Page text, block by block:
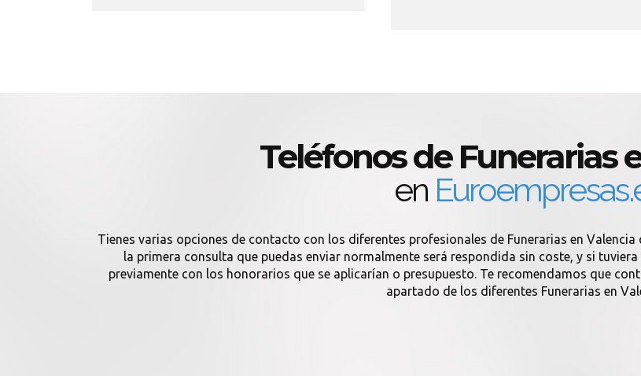
Teléfonos de Funerarias
en
Tienes varias opciones de contacto con los diferentes profesionales de Funerarias en
la primera consulta que puedas enviar normalmente será respondida sin coste, y si
previamente con los honorarios que se aplicarían o presupuesto. Te recomendamos que
apartado de los diferentes Funerarias en